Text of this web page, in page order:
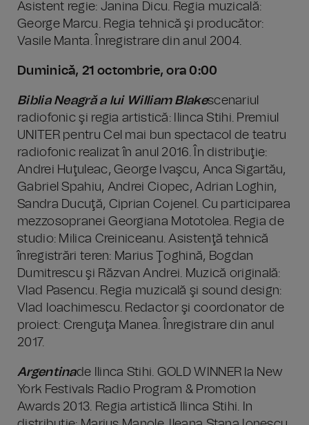
Asistent regie: Janina Dicu. Regia muzicală:
George Marcu. Regia tehnică şi producător:
Vasile Manta. Înregistrare din anul 2004.
Duminică, 21 octombrie, ora 0:00
Biblia Neagră a lui William Blakescenariul
radiofonic şi regia artistică: Ilinca Stihi. Premiul
UNITER pentru Cel mai bun spectacol de teatru
radiofonic realizat în anul 2016. În distribuţie:
Andrei Huţuleac, George Ivaşcu, Anca Sigartău,
Gabriel Spahiu, Andrei Ciopec, Adrian Loghin,
Sandra Ducuţă, Ciprian Cojenel. Cu participarea
mezzosopranei Georgiana Mototolea. Regia de
studio: Milica Creiniceanu. Asistenţă tehnică
înregistrări teren: Marius Ţoghină, Bogdan
Dumitrescu şi Răzvan Andrei. Muzică originală:
Vlad Pasencu. Regia muzicală şi sound design:
Vlad Ioachimescu. Redactor şi coordonator de
proiect: Crenguţa Manea. Înregistrare din anul
2017.
Argentinade Ilinca Stihi. GOLD WINNER la New
York Festivals Radio Program & Promotion
Awards 2013. Regia artistică Ilinca Stihi. In